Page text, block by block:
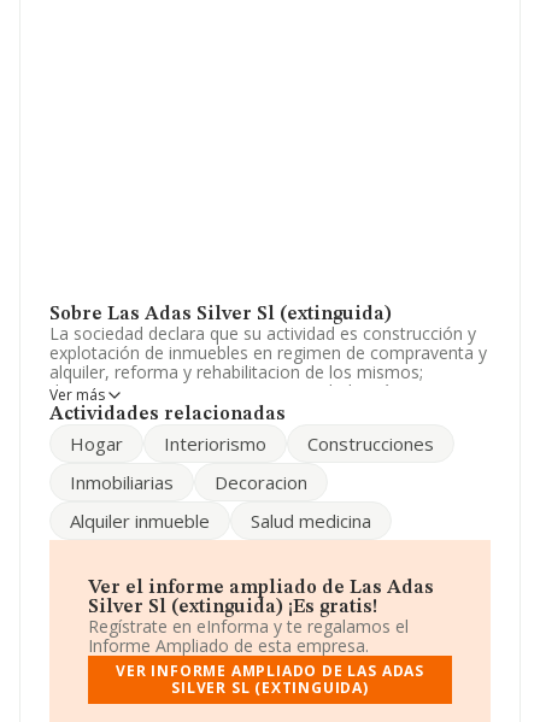
Sobre Las Adas Silver Sl (extinguida)
La sociedad declara que su actividad es construcción y
explotación de inmuebles en regimen de compraventa y
alquiler, reforma y rehabilitacion de los mismos;
decoracion e interiorismo. La sociedad está inscrita en
el Registro Mercantil como Sociedad Limitada. Tiene
nuevos en establecimientos especializados'. No realiza
teléfono es 915444029.
B83631143, se encuentra en Calle Carrero Juan Ramon
núm. 27, (28025), Madrid, Madrid.
Con los datos a disposición de INFORMA sobre 13.277
empresas pertenecientes al sector, la facturación en el
ámbito nacional alcanza los 4.133 millones de euros y el
promedio de la facturación de ventas entre todas las
Ver más
Actividades relacionadas
Hogar Interiorismo
Construcciones
Inmobiliarias
Decoracion
Alquiler inmueble
Salud medicina
Ver el informe ampliado de Las Adas
Silver Sl (extinguida) ¡Es gratis!
Regístrate en eInforma y te regalamos el
Informe Ampliado de esta empresa.
VER INFORME AMPLIADO DE LAS ADAS
SILVER SL (EXTINGUIDA)